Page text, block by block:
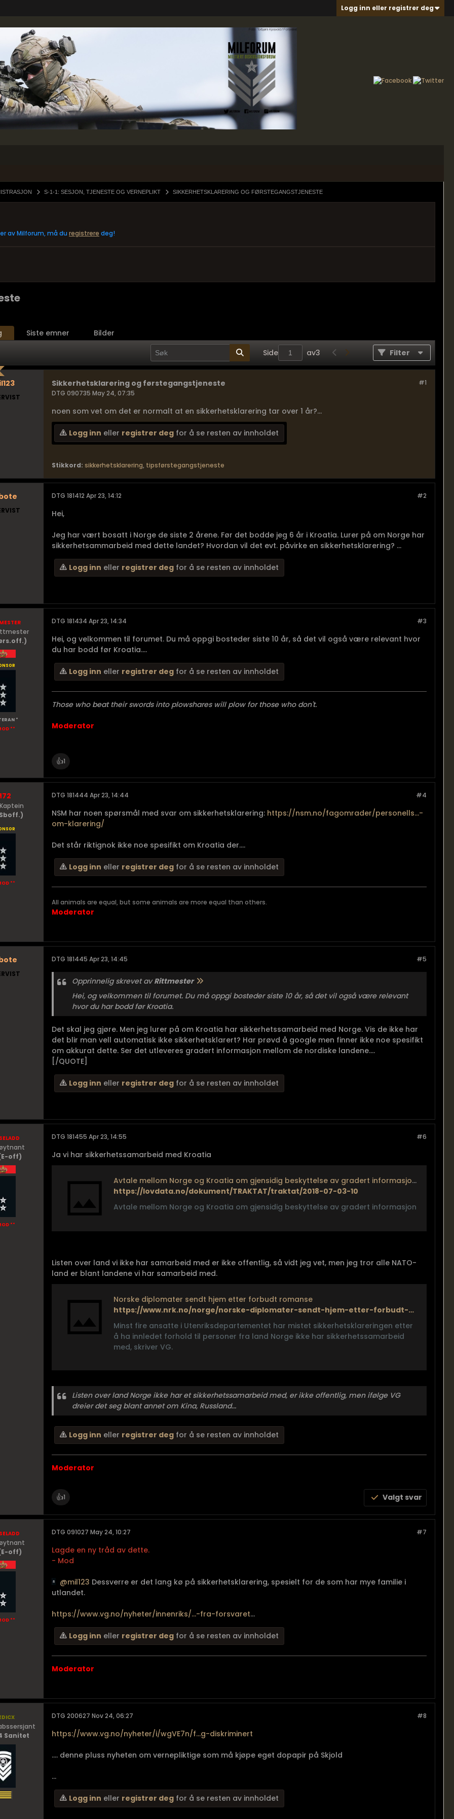
Logg inn eller registrer deg
S-1-1: SESJON, TJENESTE OG VERNEPLIKT SIKKERHETSKLARERING OG FØRSTEGANGSTJENESTE
av Milforum, må du registrere deg!
Siste emner
Bilder
Side
av3 Filter
#1
Sikkerhetsklarering og førstegangstjeneste
DTG 090735 May 24, 07:35
noen som vet om det er normalt at en sikkerhetsklarering tar over 1 år?...
Logg inn eller registrer deg for å se resten av innholdet
Stikkord: sikkerhetsklarering, tipsførstegangstjeneste
#2
DTG 181412 Apr 23, 14:12
Hei,
Jeg har vært bosatt i Norge de siste 2 årene. Før det bodde jeg 6 år i Kroatia. Lurer på om Norge har
sikkerhetsammarbeid med dette landet? Hvordan vil det evt. påvirke en sikkerhetsklarering? ...
Logg inn eller registrer deg for å se resten av innholdet
*
**
#3
DTG 181434 Apr 23, 14:34
Hei, og velkommen til forumet. Du må oppgi bosteder siste 10 år, så det vil også være relevant hvor
du har bodd før Kroatia....
Logg inn eller registrer deg for å se resten av innholdet
Those who beat their swords into plowshares will plow for those who don't.
Moderator
👍1
**
#4
DTG 181444 Apr 23, 14:44
NSM har noen spørsmål med svar om sikkerhetsklarering: https://nsm.no/fagomrader/personells...-
om-klarering/
Det står riktignok ikke noe spesifikt om Kroatia der....
Logg inn eller registrer deg for å se resten av innholdet
All animals are equal, but some animals are more equal than others.
Moderator
#5
DTG 181445 Apr 23, 14:45
Opprinnelig skrevet avRittmester
Hei, og velkommen til forumet. Du må oppgi bosteder siste 10 år, så det vil også være relevant
hvor du har bodd før Kroatia.
Det skal jeg gjøre. Men jeg lurer på om Kroatia har sikkerhetssamarbeid med Norge. Vis de ikke har
det blir man vell automatisk ikke sikkerhetsklarert? Har prøvd å google men finner ikke noe spesifikt
om akkurat dette. Ser det utleveres gradert informasjon mellom de nordiske landene....
[/QUOTE]
Logg inn eller registrer deg for å se resten av innholdet
off)
**
#6
DTG 181455 Apr 23, 14:55
Ja vi har sikkerhetssamarbeid med Kroatia
Avtale mellom Norge og Kroatia om gjensidig beskyttelse av gradert informasjon - Lovdata
https://lovdata.no/dokument/TRAKTAT/traktat/2018-07-03-10
Avtale mellom Norge og Kroatia om gjensidig beskyttelse av gradert informasjon
Listen over land vi ikke har samarbeid med er ikke offentlig, så vidt jeg vet, men jeg tror alle NATO-
land er blant landene vi har samarbeid med.
Norske diplomater sendt hjem etter forbudt romanse
https://www.nrk.no/norge/norske-diplomater-sendt-hjem-etter-forbudt-romanse-1.12030511
Minst fire ansatte i Utenriksdepartementet har mistet sikkerhetsklareringen etter
å ha innledet forhold til personer fra land Norge ikke har sikkerhetssamarbeid
med, skriver VG.
Listen over land Norge ikke har et sikkerhetssamarbeid med, er ikke offentlig, men ifølge VG
dreier det seg blant annet om Kina, Russland...
Logg inn eller registrer deg for å se resten av innholdet
Moderator
👍1 Valgt svar
off)
**
#7
DTG 091027 May 24, 10:27
Lagde en ny tråd av dette.
- Mod
mil123 Dessverre er det lang kø på sikkerhetsklarering, spesielt for de som har mye familie i
utlandet.
https://www.vg.no/nyheter/innenriks/...-fra-forsvaret...
Logg inn eller registrer deg for å se resten av innholdet
Moderator
Sanitet
#8
DTG 200627 Nov 24, 06:27
https://www.vg.no/nyheter/i/wgVE7n/f...g-diskriminert
.... denne pluss nyheten om vernepliktige som må kjøpe eget dopapir på Skjold
...
Logg inn eller registrer deg for å se resten av innholdet